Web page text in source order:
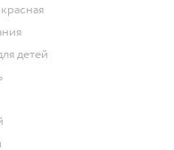
детей